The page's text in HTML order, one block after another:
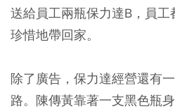
送給員工兩瓶保力達B，員
珍惜地帶回家。
除了廣告，保力達經營還有
路。陳傳黃靠著一支黑色瓶